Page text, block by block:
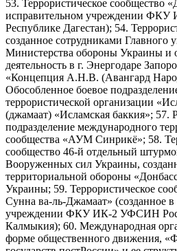
53. Террористическое сообщество
исправительном учреждении
Республике Дагестан); 54.
созданное сотрудниками Главного
Министерства обороны Украины и
деятельность в г. Энергодаре
«Концепция А.Н.В. (Авангард
Обособленное боевое
террористической организации
(джамаат) «Исламская баккия»; 57.
подразделение международного
сообщества «АУМ Синрикё»; 58.
сообщество 46-й отдельный
Вооруженных сил Украины,
территориальной обороны
Украины; 59. Террористическое
Сунна ва-ль-Джамаат» (созданное
учреждении ФКУ ИК-2 УФСИН
Калмыкия); 60. Международная
форме общественного движения,